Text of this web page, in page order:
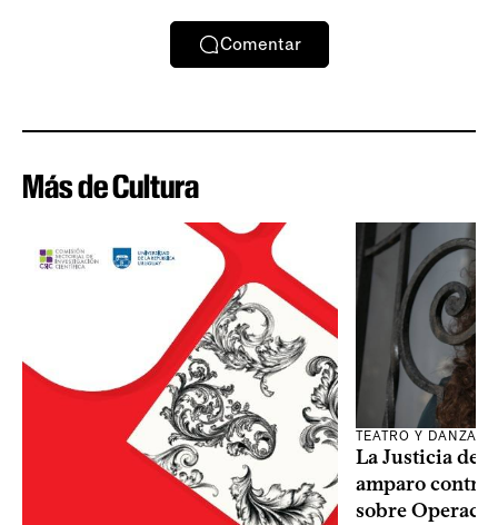
Comentar
Más de Cultura
TEATRO Y DANZA
La Justicia
amparo contra
sobre